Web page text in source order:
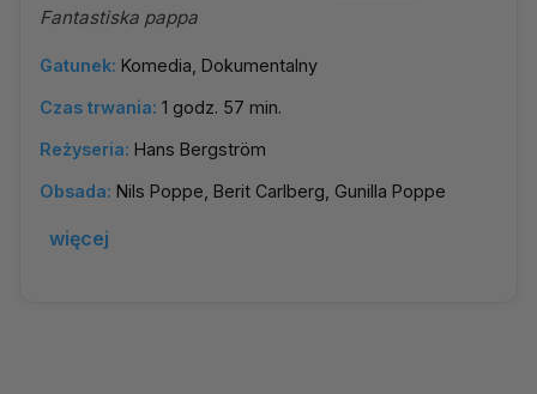
Fantastiska pappa
Gatunek: Komedia, Dokumentalny
Czas trwania: 1 godz. 57 min.
Reżyseria: Hans Bergström
Obsada: Nils Poppe, Berit Carlberg, Gunilla Poppe
więcej